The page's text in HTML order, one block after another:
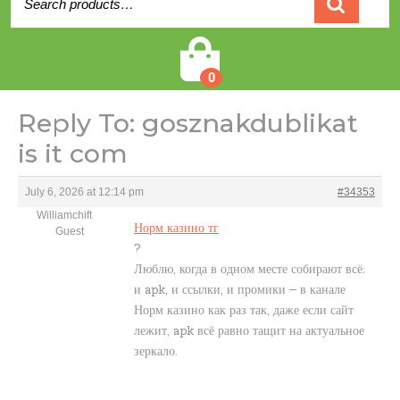
for:
0
Reply To: gosznakdublikat
is it com
July 6, 2026 at 12:14 pm
#34353
Williamchift
Guest
Норм казино тг
?
Люблю, когда в одном месте собирают всё:
и apk, и ссылки, и промики – в канале
Норм казино как раз так, даже если сайт
лежит, apk всё равно тащит на актуальное
зеркало.